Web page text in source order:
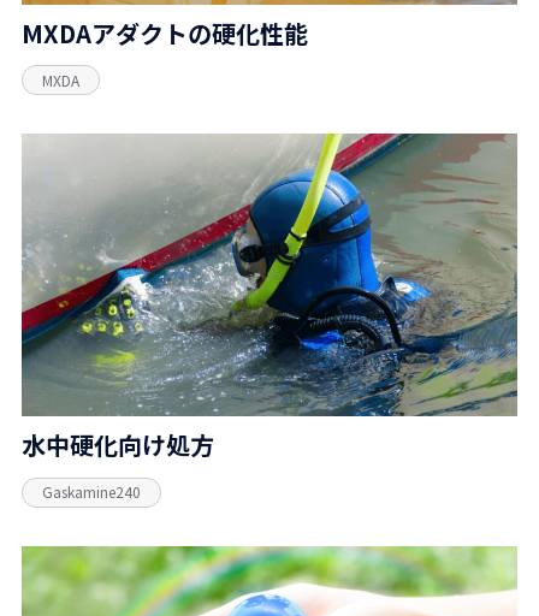
MXDAアダクトの硬化性能
MXDA
水中硬化向け処方
Gaskamine240